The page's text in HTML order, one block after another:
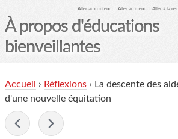
Aller au contenu Aller au menu Aller à la
À propos d'éducations
bienveillantes
Accueil › Réflexions › La descente des
d'une nouvelle équitation